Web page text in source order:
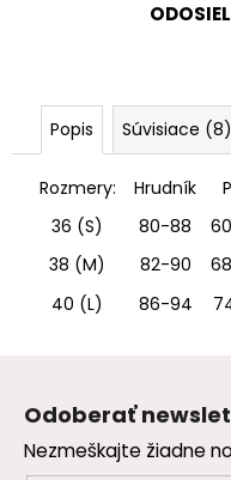
Popis Súvisiace (8)
Rozmery: Hrudník
36 (S)
80-88
38 (M)
82-90
40 (L)
86-94
Odoberať
Nezmeškajte žiadne